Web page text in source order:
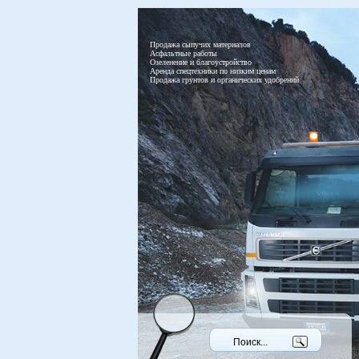
Продажа сыпучих материалов
Асфальтные работы
Озеленение и благоустройство
Аренда спецтехники по низким ценам
Продажа грунтов и органических удобрений